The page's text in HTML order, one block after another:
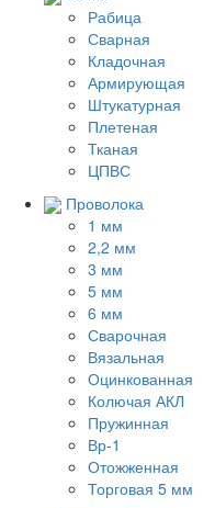
Рабица
Сварная
Кладочная
Армирующая
Штукатурная
Плетеная
Тканая
ЦПВС
Проволока
1 мм
2,2 мм
3 мм
5 мм
6 мм
Сварочная
Вязальная
Оцинкованная
Колючая АКЛ
Пружинная
Вр-1
Отожженная
Торговая 5 мм